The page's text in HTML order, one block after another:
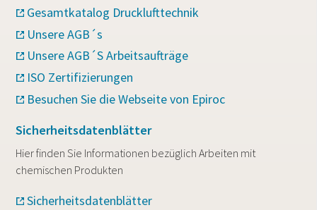
Gesamtkatalog Drucklufttechnik
Unsere AGB´s
Unsere AGB´S Arbeitsaufträge
ISO Zertifizierungen
Besuchen Sie die Webseite von Epiroc
Sicherheitsdatenblätter
Hier finden Sie Informationen bezüglich Arbeiten mit
chemischen Produkten
Sicherheitsdatenblätter